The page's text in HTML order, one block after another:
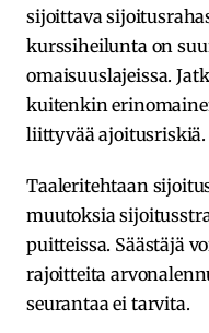
sijoittava
kurssiheilunta on
omaisuuslajeissa.
kuitenkin
liittyvää ajoitusriskiä.
Taaleritehtaan
muutoksia
puitteissa. Säästäjä
rajoitteita
seurantaa ei tarvita.